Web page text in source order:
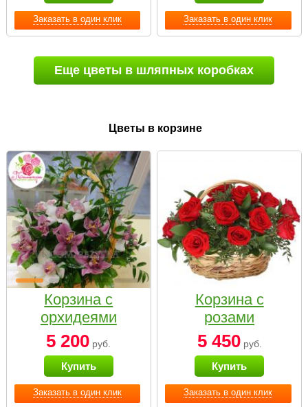
Заказать в один клик Заказать в один клик
Еще цветы в шляпных коробках
Цветы в корзине
Заказать в один клик
Корзина с
орхидеями
малая
5 200 руб.
Купить
Заказать в один клик
Корзина с
розами
«Красный
Париж»
5 450руб.
Купить